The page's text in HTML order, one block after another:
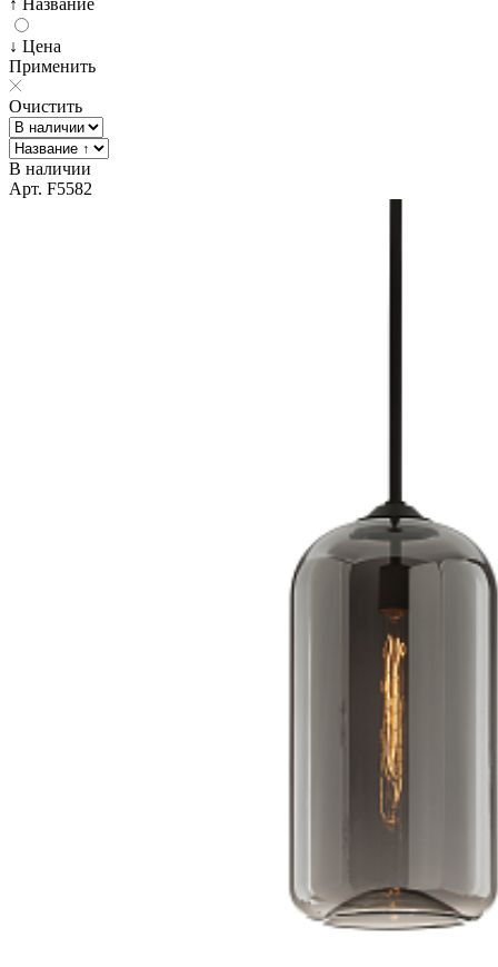
↓ Цена
Применить
Очистить
В наличии
Арт. F5582